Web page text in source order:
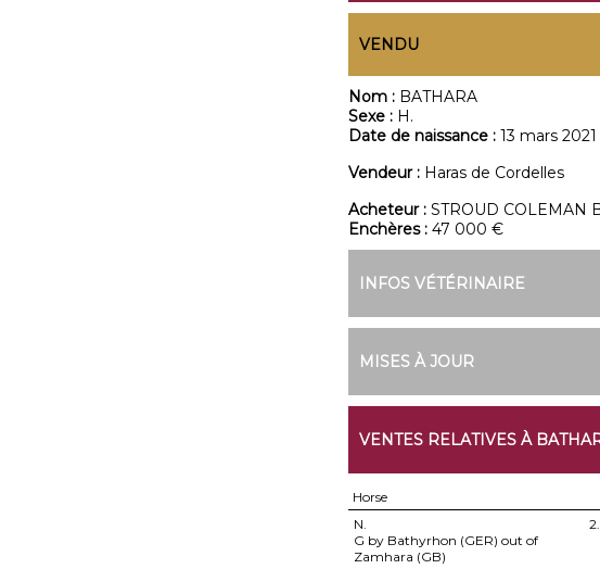
VENDU
Nom : BATHARA
Sexe : H.
Date de naissance : 13 mars 2021
Vendeur : Haras de Cordelles
Acheteur : STROUD COLEMAN
Enchères : 47 000 €
INFOS VÉTÉRINAIRE
MISES À JOUR
VENTES RELATIVES À
Horse
N.
G by Bathyrhon (GER) out of
Zamhara (GB)